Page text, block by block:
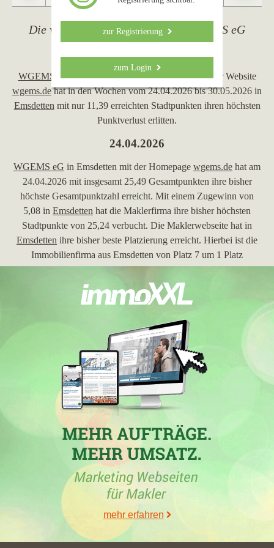
zur Registrierung
zum Login
Die wichtigsten Ereignisse von WGEMS eG
WGEMS eG, ein Maklerbüro aus Emsdetten, mit der Website
wgems.dehat in den Wochen vom 24.04.2026 bis 30.05.2026 in
Emsdetten mit nur 11,39 erreichten Stadtpunkten ihren höchsten
Punktverlust erlitten.
24.04.2026
WGEMS eG in Emsdetten mit der Homepage wgems.de hat am
24.04.2026 mit insgesamt 25,49 Gesamtpunkten ihre bisher
höchste Gesamtpunktzahl erreicht. Mit einem Zugewinn von
5,08 in Emsdetten hat die Maklerfirma ihre bisher höchsten
Stadtpunkte von 25,24 verbucht. Die Maklerwebseite hat in
Emsdetten ihre bisher beste Platzierung erreicht. Hierbei ist die
Immobilienfirma aus Emsdetten von Platz 7 um 1 Platz
vorgerückt und befindet sich jetzt auf Platz 6. Folgende
Immobilienmaklerwebseite wurde hierbei überholt:
immobilien.info.
31.03.2026
in Emsdetten mit der Maklerwebseite
wgems.de
hat am 31.03.2026 mit insgesamt 20,16 Gesamtpunkten ihre
bisher höchste Gesamtpunktzahl erreicht. In
Immobilienfirma mit einem Zugewinn von 0,27 ihre zurzeit
höchsten Stadtpunkte von 20,16 verbucht.
01.03.2026
, Makler aus Emsdetten, mit der Webseite
hat in den Wochen vom 30.01.2026 bis 01.03.2026 in
mit 19,89 erreichten Stadtpunkten ihren höchsten
Punktgewinn erzielt. Mit de facto 19,91 Gesamtpunkten hat die
Firmenseite ihre bis zu diesem Zeitpunkt höchste
Gesamtpunktzahl erklommen. Zusätzlich hat die Maklerfirma in
mehr erfahren